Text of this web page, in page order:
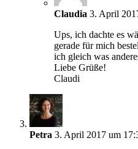
Claudia 3. April
Ups, ich dachte es
gerade für mich
ich gleich was
Liebe Grüße!
Claudi
Petra 3. April 2017 um